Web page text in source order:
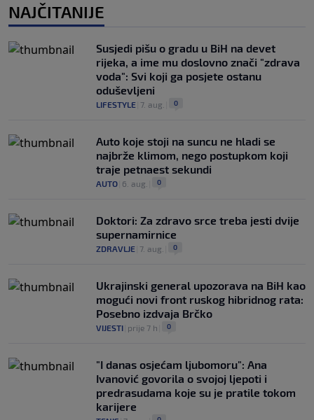
NAJČITANIJE
Susjedi pišu o gradu u BiH na devet
rijeka, a ime mu doslovno znači "zdrava
voda": Svi koji ga posjete ostanu
oduševljeni
LIFESTYLE 7. aug. 0
Auto koje stoji na suncu ne hladi se
najbrže klimom, nego postupkom koji
traje petnaest sekundi
AUTO 6. aug. 0
Doktori: Za zdravo srce treba jesti dvije
supernamirnice
ZDRAVLJE 7. aug. 0
Ukrajinski general upozorava na BiH kao
mogući novi front ruskog hibridnog rata:
Posebno izdvaja Brčko
VIJESTI prije 7 h 0
"I danas osjećam ljubomoru": Ana
Ivanović govorila o svojoj ljepoti i
predrasudama koje su je pratile tokom
karijere